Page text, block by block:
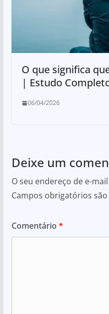
O que significa
| Estudo
06/04/2026
Deixe um
O seu endereço de e-
Campos obrigatórios
Comentário *